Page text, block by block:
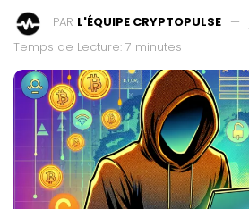
PAR L'ÉQUIPE CRYPTOPULSE
Temps de Lecture: 7 minutes